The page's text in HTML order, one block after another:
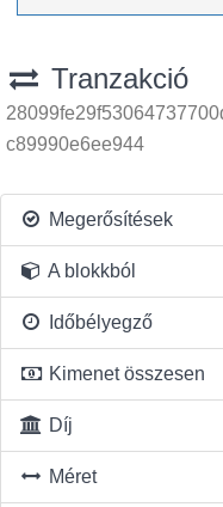
Tranzakció
c89990e6ee944
Megerősítések
A blokkból
Időbélyegző
Kimenet összesen
Díj
Méret